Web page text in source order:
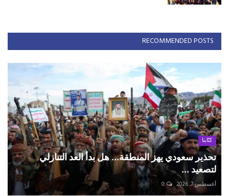
RECOMMENDED POSTS
كتّابنا
تحذير سعودي يهز المنطقة... هل بدأ العد التنازلي
لتصعيد ...
أغسطس 7, 2026 0